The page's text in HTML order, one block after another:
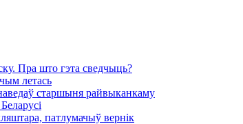
Пра што гэта сведчыць?
летась
старшыня райвыканкаму
патлумачыў вернік